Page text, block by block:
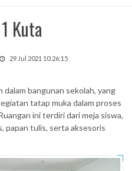
Kuta
29 Jul 2021 10:26:15
dalam bangunan sekolah, yang
tatap muka dalam proses
ini terdiri dari meja siswa,
papan tulis, serta aksesoris